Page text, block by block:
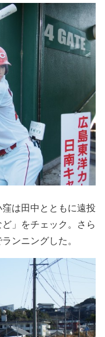
は田中とともに遠投
」をチェック。さら
ンニングした。